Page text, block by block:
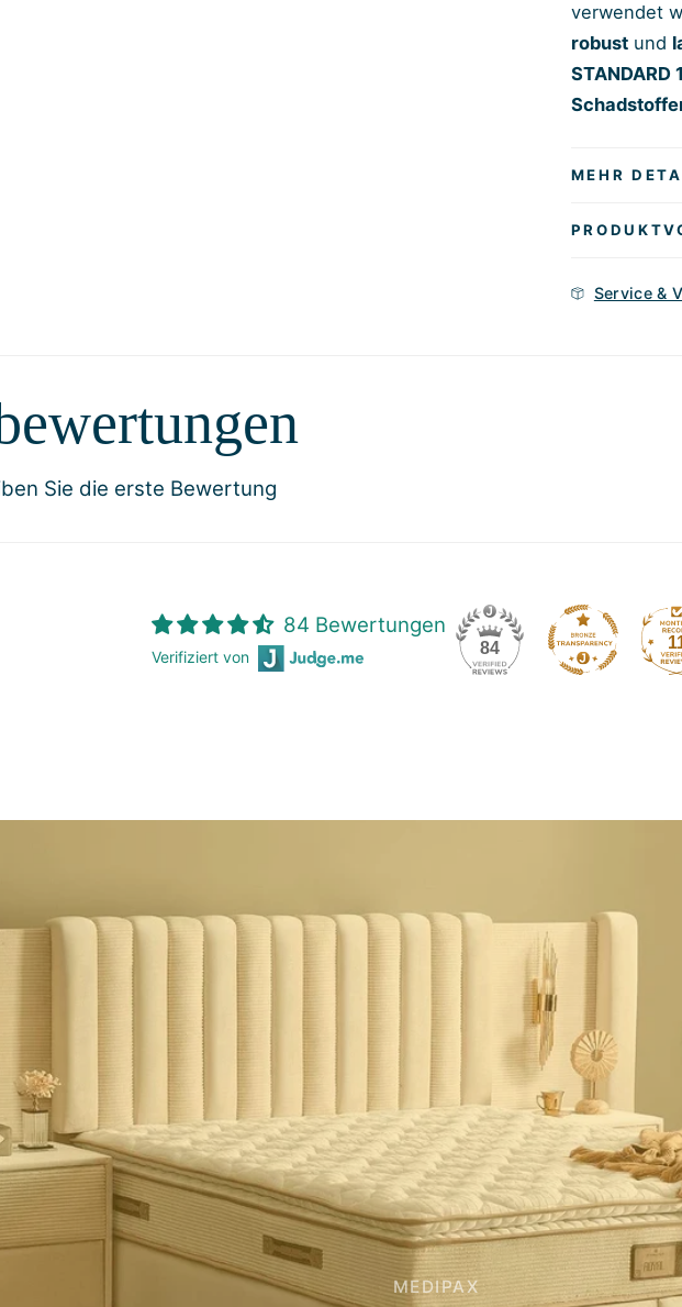
verwendet
robustund
STANDARD
MEHR
Service &
Sie die erste Bewertung
84 Bewertungen
Verifiziert von 84
MEDIPAX